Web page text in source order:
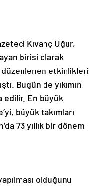
Kıvanç Uğur,
birisi olarak
düzenlenen etkinlikleri
Bugün de yıkımın
edilir. En büyük
büyük takımları
73 yıllık bir dönem
olduğunu